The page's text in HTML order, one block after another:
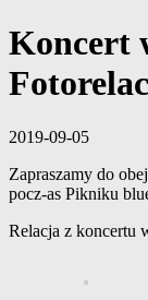
Koncert
2019-09-05
Zapraszamy do
pocz-as Pikniku
Relacja z koncertu